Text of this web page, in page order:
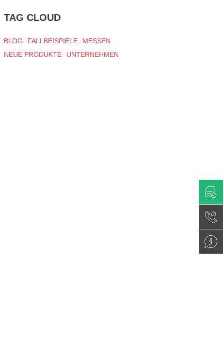
TAG CLOUD
BLOG FALLBEISPIELE
MESSEN
NEUE PRODUKTE
UNTERNEHMEN